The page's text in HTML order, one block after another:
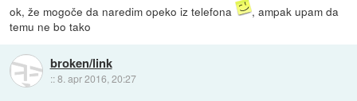
ok, že mogoče da naredim opeko iz telefona
, ampak upam da
temu ne bo tako
broken/link
::8. apr 2016, 20:27